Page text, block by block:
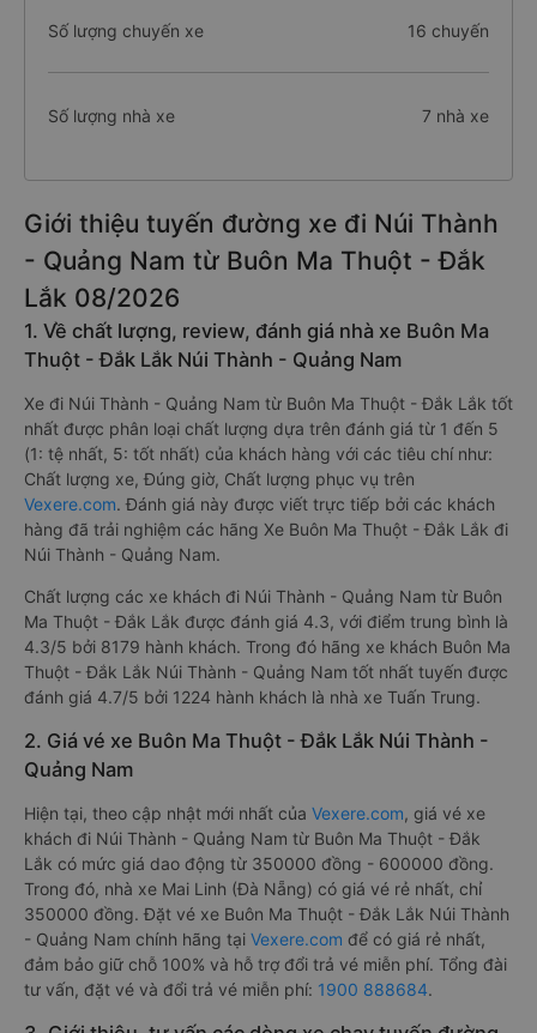
Giá vé trung bình 475.000 VNĐ
Số lượng chuyến xe 16 chuyến
Giới thiệu tuyến đường xe đi Núi Thành
- Quảng Nam từ Buôn Ma Thuột - Đắk
1. Về chất lượng, review, đánh giá nhà xe Buôn Ma
Thuột - Đắk Lắk Núi Thành - Quảng Nam
Xe đi Núi Thành - Quảng Nam từ Buôn Ma Thuột - Đắk Lắk tốt
nhất được phân loại chất lượng dựa trên đánh giá từ 1 đến 5
(1: tệ nhất, 5: tốt nhất) của khách hàng với các tiêu chí như:
Chất lượng xe, Đúng giờ, Chất lượng phục vụ trên
Vexere.com . Đánh giá này được viết trực tiếp bởi các khách
hàng đã trải nghiệm các hãng Xe Buôn Ma Thuột - Đắk Lắk đi
Núi Thành - Quảng Nam.
Chất lượng các xe khách đi Núi Thành - Quảng Nam từ Buôn
Ma Thuột - Đắk Lắk được đánh giá 4.3, với điểm trung bình là
4.3/5 bởi 8179 hành khách. Trong đó hãng xe khách Buôn Ma
Thuột - Đắk Lắk Núi Thành - Quảng Nam tốt nhất tuyến được
đánh giá 4.7/5 bởi 1224 hành khách là nhà xe Tuấn Trung.
2. Giá vé xe Buôn Ma Thuột - Đắk Lắk Núi Thành -
Quảng Nam
Hiện tại, theo cập nhật mới nhất của Vexere.com, giá vé xe
khách đi Núi Thành - Quảng Nam từ Buôn Ma Thuột - Đắk
Lắk có mức giá dao động từ 350000 đồng - 600000 đồng.
Trong đó, nhà xe Mai Linh (Đà Nẵng) có giá vé rẻ nhất, chỉ
350000 đồng. Đặt vé xe Buôn Ma Thuột - Đắk Lắk Núi Thành
- Quảng Nam chính hãng tại Vexere.comđể có giá rẻ nhất,